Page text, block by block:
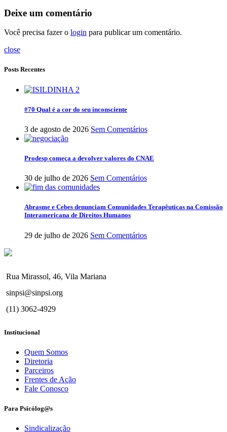
Deixe um comentário
Você precisa fazer o login para publicar um comentário.
close
Posts Recentes
#70 Qual é a cor do seu inconsciente
3 de agosto de 2026 Sem Comentários
Prodesp começa a devolver valores do CNAE
30 de julho de 2026 Sem Comentários
Abrasme e Cebes denunciam Comunidades Terapêuticas na Comissão
Interamericana de Direitos Humanos
29 de julho de 2026 Sem Comentários
Rua Mirassol, 46, Vila Mariana
sinpsi@sinpsi.org
(11) 3062-4929
Institucional
Quem Somos
Diretoria
Parceiros
Frentes de Ação
Fale Conosco
Para Psicólog@s
Sindicalização